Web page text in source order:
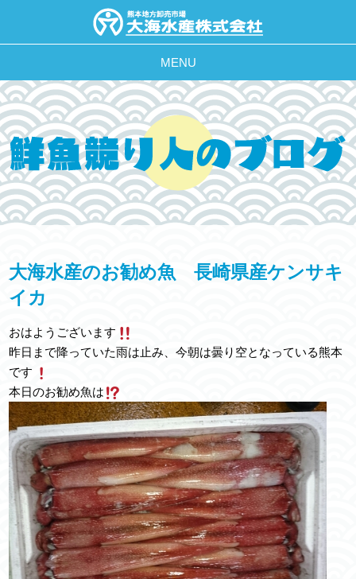
MENU
大海水産のお勧め魚 長崎県産ケンサキ
イカ
おはようございます
昨日まで降っていた雨は止み、今朝は曇り空となっている熊本
です
本日のお勧め魚は